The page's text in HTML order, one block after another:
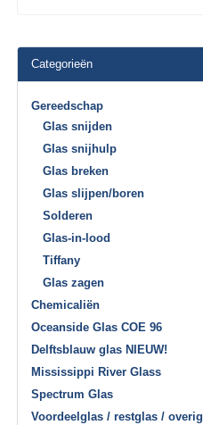
Categorieën
Gereedschap
Glas snijden
Glas snijhulp
Glas breken
Glas slijpen/boren
Solderen
Glas-in-lood
Tiffany
Glas zagen
Chemicaliën
Oceanside Glas COE 96
Delftsblauw glas NIEUW!
Mississippi River Glass
Spectrum Glas
Voordeelglas / restglas / overig